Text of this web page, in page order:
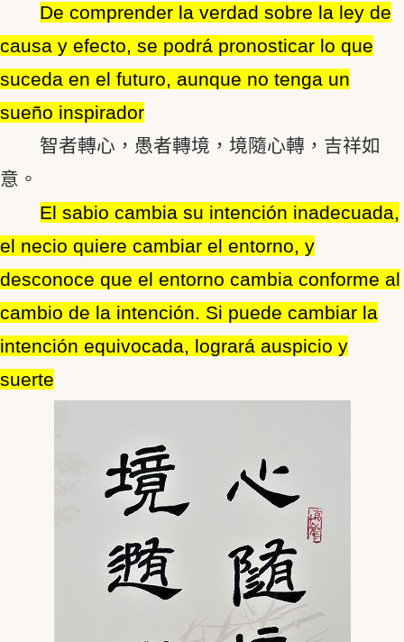
De comprender la verdad sobre la ley de
causa y efecto, se podrá pronosticar lo que
suceda en el futuro, aunque no tenga un
sueño inspirador
智者轉心，愚者轉境，境隨心轉，吉祥如
意。
El sabio cambia su intención inadecuada,
el necio quiere cambiar el entorno, y
desconoce que el entorno cambia conforme al
cambio de la intención. Si puede cambiar la
intención equivocada, logrará auspicio y
suerte